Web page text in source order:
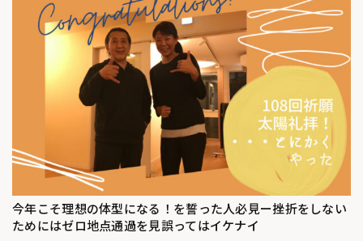
今年こそ理想の体型になる！を誓った人必見ー挫折をしない
ためにはゼロ地点通過を見誤ってはイケナイ